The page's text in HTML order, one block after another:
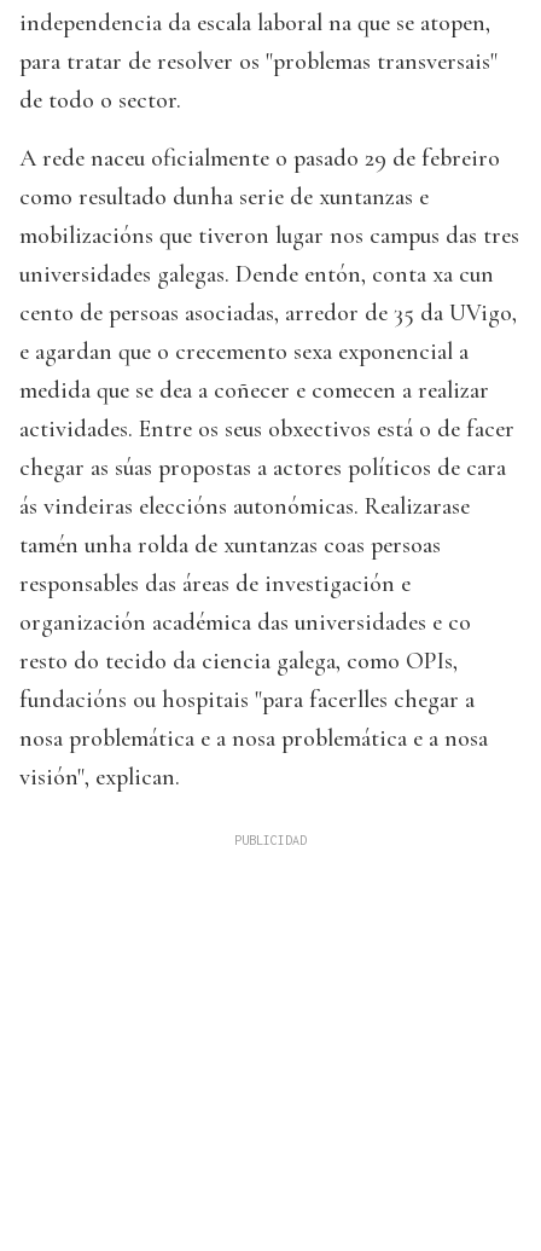
independencia da escala laboral na que se atopen,
para tratar de resolver os "problemas transversais"
de todo o sector.
A rede naceu oficialmente o pasado 29 de febreiro
como resultado dunha serie de xuntanzas e
mobilizacións que tiveron lugar nos campus das tres
universidades galegas. Dende entón, conta xa cun
cento de persoas asociadas, arredor de 35 da UVigo,
e agardan que o crecemento sexa exponencial a
medida que se dea a coñecer e comecen a realizar
actividades. Entre os seus obxectivos está o de facer
chegar as súas propostas a actores políticos de cara
ás vindeiras eleccións autonómicas. Realizarase
tamén unha rolda de xuntanzas coas persoas
responsables das áreas de investigación e
organización académica das universidades e co
resto do tecido da ciencia galega, como OPIs,
fundacións ou hospitais "para facerlles chegar a
nosa problemática e a nosa problemática e a nosa
visión", explican.